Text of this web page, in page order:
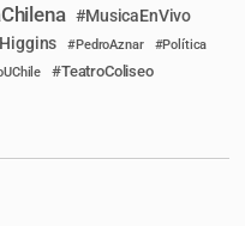
MusicaEnVivo
PedroAznar
Política
TeatroColiseo